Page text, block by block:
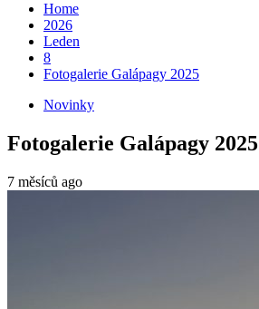
Home
2026
Leden
8
Fotogalerie Galápagy 2025
Novinky
Fotogalerie Galápagy 2025
7 měsíců ago